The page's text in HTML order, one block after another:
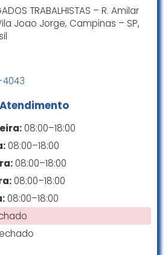
maravilhosa, muito
e prontos para nos
Tiram todas as dúvidas e
ao melhor. Vim por
e gostei muito do
tenho que agradecer por
vcs estão de parabéns estou
satisfeita
TRABALHISTAS – R. Amilar
Joao Jorge, Campinas – SP,
4043
08:00–18:00
08:00–18:00
08:00–18:00
08:00–18:00
08:00–18:00